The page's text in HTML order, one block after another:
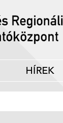
HÍREK